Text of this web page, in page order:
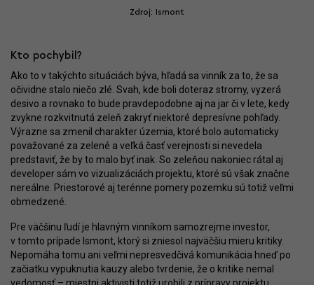
Zdroj: Ismont
Kto pochybil?
Ako to v takýchto situáciách býva, hľadá sa vinník za to, že sa
očividne stalo niečo zlé. Svah, kde boli doteraz stromy, vyzerá
desivo a rovnako to bude pravdepodobne aj na jar či v lete, kedy
zvykne rozkvitnutá zeleň zakryť niektoré depresívne pohľady.
Výrazne sa zmenil charakter územia, ktoré bolo automaticky
považované za zelené a veľká časť verejnosti si nevedela
predstaviť, že by to malo byť inak. So zeleňou nakoniec rátal aj
developer sám vo vizualizáciách projektu, ktoré sú však značne
nereálne. Priestorové aj terénne pomery pozemku sú totiž veľmi
obmedzené.
Pre väčšinu ľudí je hlavným vinníkom samozrejme investor,
v tomto prípade Ismont, ktorý si zniesol najväčšiu mieru kritiky.
Nepomáha tomu ani veľmi nepresvedčivá komunikácia hneď po
začiatku vypuknutia kauzy alebo tvrdenie, že o kritike nemal